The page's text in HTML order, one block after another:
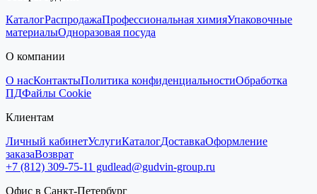
КаталогРаспродажаПрофессиональная химияУпаковочные
материалыОдноразовая посуда
О компании
О насКонтактыПолитика конфиденциальностиОбработка
ПДФайлы Cookie
Клиентам
Личный кабинетУслугиКаталогДоставкаОформление
заказаВозврат
+7 (812) 309-75-11 gudlead@gudvin-group.ru
Офис в Санкт-Петербург